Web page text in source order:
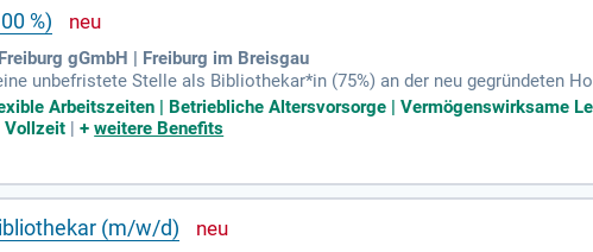
%)
gGmbH | Freiburg im Breisgau
unbefristete Stelle als Bibliothekar*in (75%) an der neu gegründeten
ein zukunftsorientiertes Konzept und bietet moderne Lern- und
vor allem e-Medien sowie studienrelevante Printliteratur an. Zu den
mit digitalen Serviceangeboten. Darüber hinaus sind die Betreuung der
Medien im Sozialwesen Teil der Tätigkeit. Bewerben Sie sich jetzt und
Arbeitszeiten | Betriebliche Altersvorsorge | Vermögenswirksame
Vollzeit |+weitere Benefits
(m/w/d)